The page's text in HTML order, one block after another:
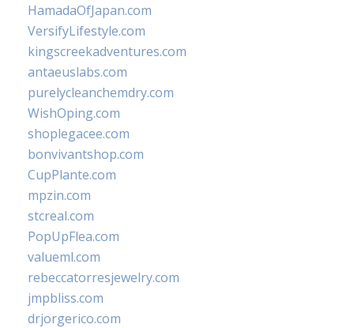
HamadaOfJapan.com
VersifyLifestyle.com
kingscreekadventures.com
antaeuslabs.com
purelycleanchemdry.com
WishOping.com
shoplegacee.com
bonvivantshop.com
CupPlante.com
mpzin.com
stcreal.com
PopUpFlea.com
valueml.com
rebeccatorresjewelry.com
jmpbliss.com
drjorgerico.com